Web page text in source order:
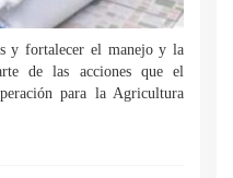
y fortalecer el manejo y la
de las acciones que el
para la Agricultura